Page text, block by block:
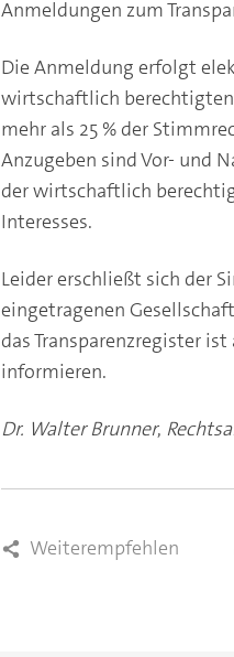
Anmeldungen zum
Die Anmeldung erfolgt
wirtschaftlich berechtigten
mehr als 25 % der
Anzugeben sind Vor- und
der wirtschaftlich
Interesses.
Leider erschließt sich der
eingetragenen
das Transparenzregister
informieren.
Dr. Walter Brunner,
Weiterempfehlen